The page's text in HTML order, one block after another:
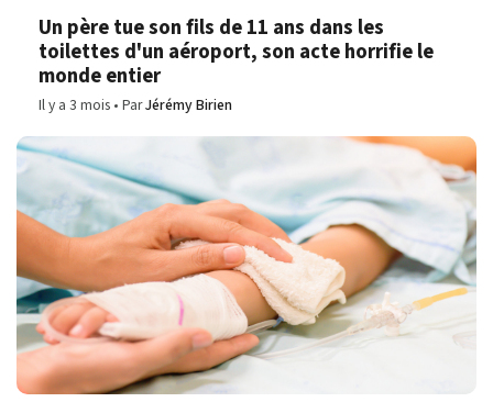
Un père tue son fils de 11 ans dans les
toilettes d'un aéroport, son acte horrifie le
monde entier
Il y a 3 mois ParJérémy Birien